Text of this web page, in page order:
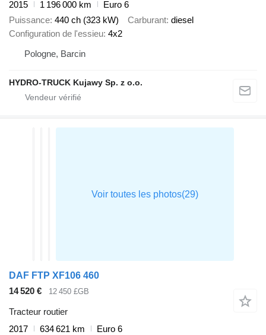
2015
1 196 000 km
Euro 6
Puissance 440 ch (323 kW) Carburant diesel
Configuration de l'essieu 4x2
Pologne, Barcin
HYDRO-TRUCK Kujawy Sp. z o.o.
DAF FTP XF106 460
14 520 €
12 450 £GB
Tracteur routier
2017
634 621 km
Euro 6